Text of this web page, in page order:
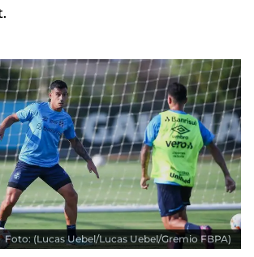
Foto: (Lucas Uebel/Lucas Uebel/Gremio FBPA)